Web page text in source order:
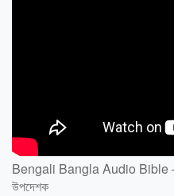
Bengali Bangla Audio Bible
উপদেশক